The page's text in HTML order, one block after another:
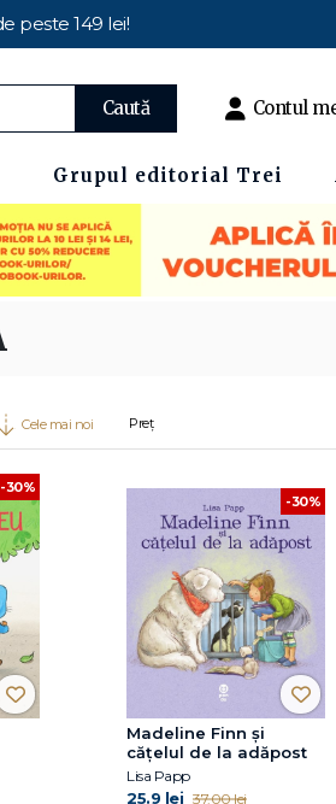
peste 149 lei!
Caută Contul
Grupul editorial Trei
Cele mai noi Preț
-30%
-30%
Madeline Finn și
cățelul de la adăpost
Lisa Papp
25.9 lei 37.00 lei